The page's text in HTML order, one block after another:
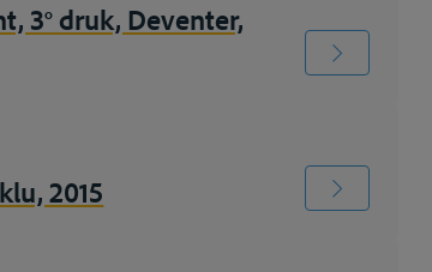
3° druk, Deventer,
2015